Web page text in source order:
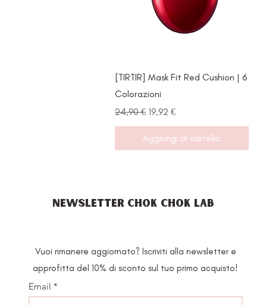
Vista rapida
[TIRTIR] Mask Fit Red Cushion | 6
Colorazioni
Prezzo regolare
24,90 € Prezzo scontato
19,92 €
Aggiungi al carrello
NEWSLETTER CHOK CHOK LAB
Vuoi rimanere aggiornato? Iscriviti alla newsletter e
approfitta del 10% di sconto sul tuo primo acquisto!
Email